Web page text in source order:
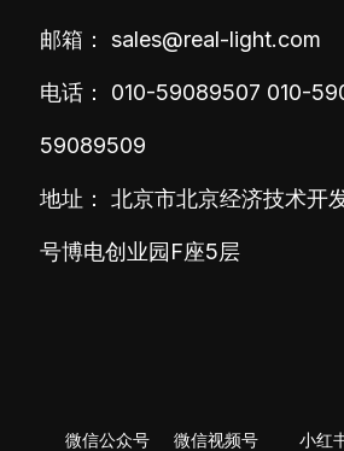
邮箱： sales@real-light.com
电话： 010-59089507 010-
59089509
地址： 北京市北京经济技术开
号博电创业园F座5层
微信公众号 微信视频号 小红